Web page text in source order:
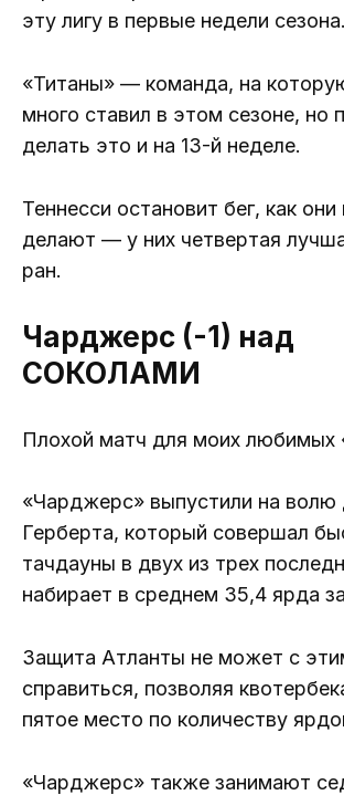
эту лигу в первые недели сезона.
«Титаны» — команда, на
много ставил в этом сезоне, но
делать это и на 13-й неделе.
Теннесси остановит бег, как они
делают — у них четвертая
ран.
Чарджерс (-1) над
СОКОЛАМИ
Плохой матч для моих любимых
«Чарджерс» выпустили на
Герберта, который совершал
тачдауны в двух из трех
набирает в среднем 35,4 ярда
Защита Атланты не может с
справиться, позволяя
пятое место по количеству
«Чарджерс» также занимают